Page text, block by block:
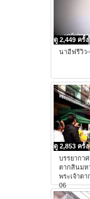
ดู 2,449 ครั้ง
นาอีฟรีวิว-
ดู 2,853 ครั้ง
บรรยากา
ตากสินมห
พระเจ้าต
06